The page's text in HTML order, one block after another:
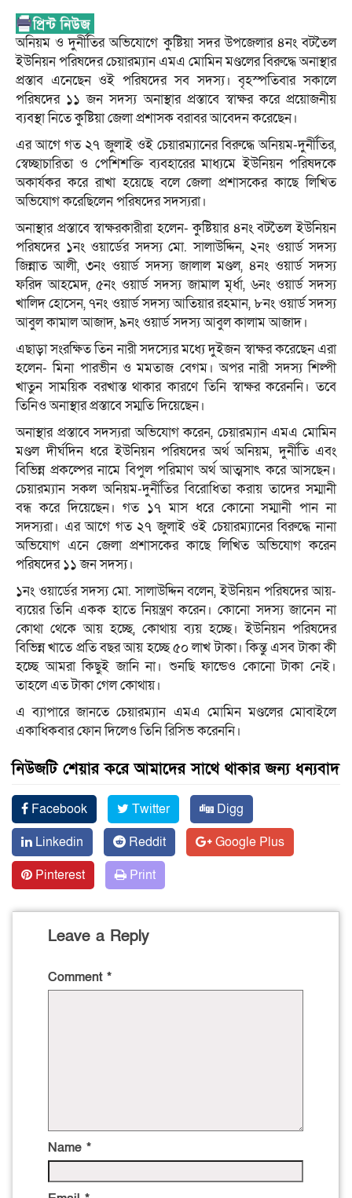
অনিয়ম ও দুর্নীতির অভিযোগে কুষ্টিয়া সদর উপজেলার ৪নং বটতৈল
ইউনিয়ন পরিষদের চেয়ারম্যান এমএ মোমিন মণ্ডলের বিরুদ্ধে অনাস্থার
প্রস্তাব এনেছেন ওই পরিষদের সব সদস্য। বৃহস্পতিবার সকালে
পরিষদের ১১ জন সদস্য অনাস্থার প্রস্তাবে স্বাক্ষর করে প্রয়োজনীয়
ব্যবস্থা নিতে কুষ্টিয়া জেলা প্রশাসক বরাবর আবেদন করেছেন।
এর আগে গত ২৭ জুলাই ওই চেয়ারম্যানের বিরুদ্ধে অনিয়ম-দুর্নীতির,
স্বেচ্ছাচারিতা ও পেশিশক্তি ব্যবহারের মাধ্যমে ইউনিয়ন পরিষদকে
অকার্যকর করে রাখা হয়েছে বলে জেলা প্রশাসকের কাছে লিখিত
অভিযোগ করেছিলেন পরিষদের সদস্যরা।
অনাস্থার প্রস্তাবে স্বাক্ষরকারীরা হলেন- কুষ্টিয়ার ৪নং বটতৈল ইউনিয়ন
পরিষদের ১নং ওয়ার্ডের সদস্য মো. সালাউদ্দিন, ২নং ওয়ার্ড সদস্য
জিন্নাত আলী, ৩নং ওয়ার্ড সদস্য জালাল মণ্ডল, ৪নং ওয়ার্ড সদস্য
ফরিদ আহমেদ, ৫নং ওয়ার্ড সদস্য জামাল মৃর্ধা, ৬নং ওয়ার্ড সদস্য
খালিদ হোসেন, ৭নং ওয়ার্ড সদস্য আতিয়ার রহমান, ৮নং ওয়ার্ড সদস্য
আবুল কামাল আজাদ, ৯নং ওয়ার্ড সদস্য আবুল কালাম আজাদ।
এছাড়া সংরক্ষিত তিন নারী সদস্যের মধ্যে দুইজন স্বাক্ষর করেছেন এরা
হলেন- মিনা পারভীন ও মমতাজ বেগম। অপর নারী সদস্য শিল্পী
খাতুন সাময়িক বরখাস্ত থাকার কারণে তিনি স্বাক্ষর করেননি। তবে
তিনিও অনাস্থার প্রস্তাবে সম্মতি দিয়েছেন।
অনাস্থার প্রস্তাবে সদস্যরা অভিযোগ করেন, চেয়ারম্যান এমএ মোমিন
মণ্ডল দীর্ঘদিন ধরে ইউনিয়ন পরিষদের অর্থ অনিয়ম, দুর্নীতি এবং
বিভিন্ন প্রকল্পের নামে বিপুল পরিমাণ অর্থ আত্মসাৎ করে আসছেন।
চেয়ারম্যান সকল অনিয়ম-দুর্নীতির বিরোধিতা করায় তাদের সম্মানী
বন্ধ করে দিয়েছেন। গত ১৭ মাস ধরে কোনো সম্মানী পান না
সদস্যরা। এর আগে গত ২৭ জুলাই ওই চেয়ারম্যানের বিরুদ্ধে নানা
অভিযোগ এনে জেলা প্রশাসকের কাছে লিখিত অভিযোগ করেন
পরিষদের ১১ জন সদস্য।
১নং ওয়ার্ডের সদস্য মো. সালাউদ্দিন বলেন, ইউনিয়ন পরিষদের আয়-
ব্যয়ের তিনি একক হাতে নিয়ন্ত্রণ করেন। কোনো সদস্য জানেন না
কোথা থেকে আয় হচ্ছে, কোথায় ব্যয় হচ্ছে। ইউনিয়ন পরিষদের
বিভিন্ন খাতে প্রতি বছর আয় হচ্ছে ৫০ লাখ টাকা। কিন্তু এসব টাকা কী
হচ্ছে আমরা কিছুই জানি না। শুনছি ফান্ডেও কোনো টাকা নেই।
তাহলে এত টাকা গেল কোথায়।
এ ব্যাপারে জানতে চেয়ারম্যান এমএ মোমিন মণ্ডলের মোবাইলে
একাধিকবার ফোন দিলেও তিনি রিসিভ করেননি।
নিউজটি শেয়ার করে আমাদের সাথে থাকার জন্য ধন্যবাদ
Facebook Twitter
Digg
Linkedin
Reddit
Google Plus
Pinterest
Print
Leave a Reply
Comment *
Name *